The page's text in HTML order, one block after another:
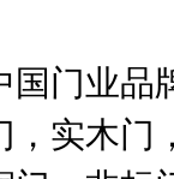
国门业
，实木